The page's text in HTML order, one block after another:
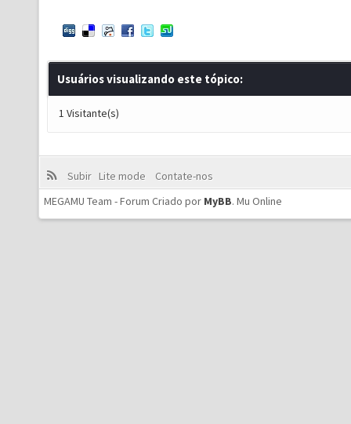
Usuários visualizando este tópico:
1 Visitante(s)
Subir Lite mode
Contate-nos
MEGAMU Team - Forum Criado por MyBB. Mu Online